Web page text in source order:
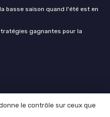
basse saison quand l'été est en
gagnantes pour la
le contrôle sur ceux que